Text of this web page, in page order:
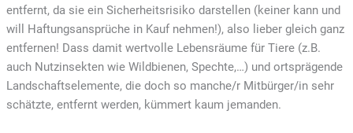
entfernt, da sie ein Sicherheitsrisiko darstellen (keiner kann und
will Haftungsansprüche in Kauf nehmen!), also lieber gleich ganz
entfernen! Dass damit wertvolle Lebensräume für Tiere (z.B.
auch Nutzinsekten wie Wildbienen, Spechte,…) und ortsprägende
Landschaftselemente, die doch so manche/r Mitbürger/in sehr
schätzte, entfernt werden, kümmert kaum jemanden.